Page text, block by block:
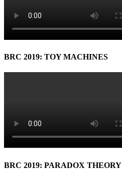
BRC 2019: TOY MACHINES
BRC 2019: PARADOX THEORY